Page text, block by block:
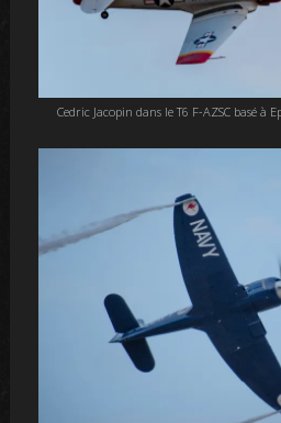
Cedric Jacopin dans le T6 F-AZSC basé